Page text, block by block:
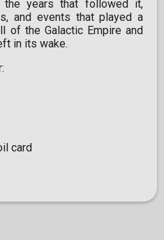
years that followed it,
and events that played a
of the Galactic Empire and
in its wake.
card